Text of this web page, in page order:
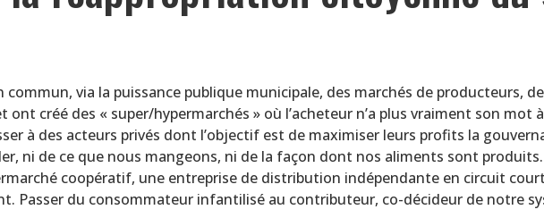
via la puissance publique municipale, des marchés de producteurs,
créé des « super/hypermarchés » où l’acheteur n’a plus vraiment son mot
à des acteurs privés dont l’objectif est de maximiser leurs profits la
ni de ce que nous mangeons, ni de la façon dont nos aliments sont
coopératif, une entreprise de distribution indépendante en circuit
Passer du consommateur infantilisé au contributeur, co-décideur de notre